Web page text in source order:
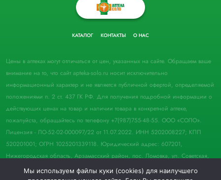
КАТАЛОГ КОНТАКТЫ О НАС
Цены в аптеках могут отличаться от цен, указанных на сайте. Обращаем ваше
внимание на то, что сайт apteka-solo.ru носит исключительно
информационный характер и не является публичной офертой, определяемой
положениями п. 2 ст. 437 ГК РФ. Для получения подробной информации о
действующих ценах на товар и наличии товара в конкретной аптеке,
пожалуйста, обращайтесь по телефону +7(987)755-48-55. ООО «СОЛО».
Лицензия - ЛО-52-02-000097/22 от 11.07.2022. ИНН 5202008227; КПП
520201001; ОГРН 1025201339118. Юридический адрес: 607201,
Нижегородская область, Арзамасский район, пос. Ломовка, ул. Советская,
д. 33, пом. 21.
Мы используем файлы куки (cookies) для наилучшего